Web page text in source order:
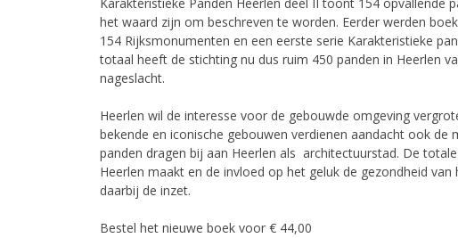
het waard zijn om beschreven te worden. Eerder werden
154 Rijksmonumenten en een eerste serie Karakteristieke
totaal heeft de stichting nu dus ruim 450 panden in Heerlen
nageslacht.
Heerlen wil de interesse voor de gebouwde omgeving
bekende en iconische gebouwen verdienen aandacht ook de
panden dragen bij aan Heerlen als architectuurstad. De
Heerlen maakt en de invloed op het geluk de gezondheid van
daarbij de inzet.
Bestel het nieuwe boek voor € 44,00